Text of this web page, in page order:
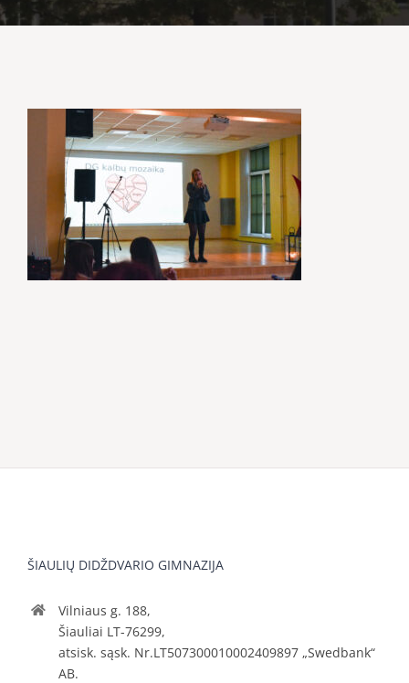
ŠIAULIŲ DIDŽDVARIO GIMNAZIJA
Vilniaus g. 188,
Šiauliai LT-76299,
atsisk. sąsk. Nr.LT507300010002409897 „Swedbank“
AB.